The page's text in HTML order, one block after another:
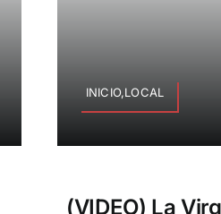
INICIO,LOCAL
(VIDEO) La